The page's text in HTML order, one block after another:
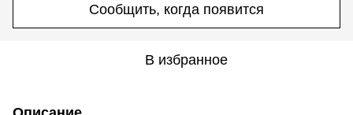
Сообщить, когда появится
В избранное